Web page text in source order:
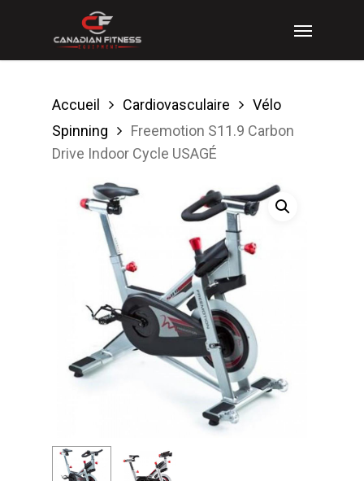
content
Accueil Cardiovasculaire
Vélo
Spinning
Freemotion S11.9 Carbon
Drive Indoor Cycle USAGÉ